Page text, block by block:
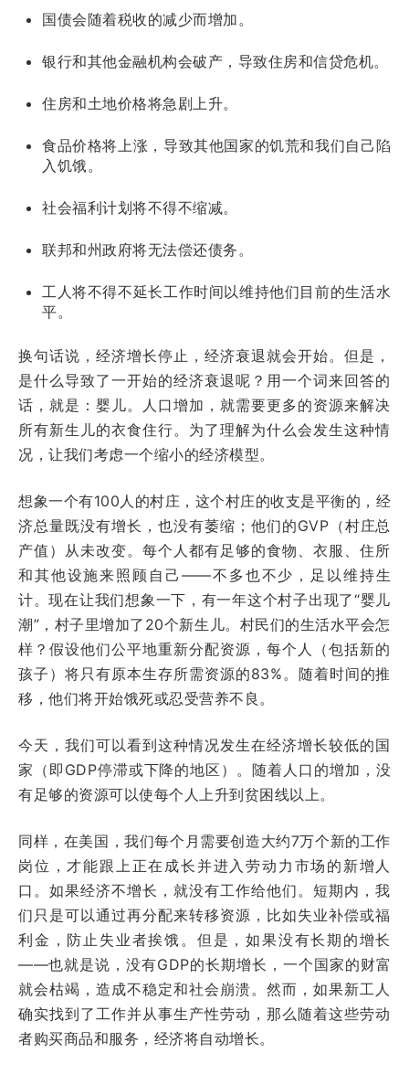
国债会随着税收的减少而增加。
银行和其他金融机构会破产，导致住房和信贷危机。
住房和土地价格将急剧上升。
食品价格将上涨，导致其他国家的饥荒和我们自己陷
入饥饿。
社会福利计划将不得不缩减。
联邦和州政府将无法偿还债务。
工人将不得不延长工作时间以维持他们目前的生活水
平。
换句话说，经济增长停止，经济衰退就会开始。但是，
是什么导致了一开始的经济衰退呢？用一个词来回答的
话，就是：婴儿。人口增加，就需要更多的资源来解决
所有新生儿的衣食住行。为了理解为什么会发生这种情
况，让我们考虑一个缩小的经济模型。
想象一个有100人的村庄，这个村庄的收支是平衡的，经
济总量既没有增长，也没有萎缩；他们的GVP（村庄总
产值）从未改变。每个人都有足够的食物、衣服、住所
和其他设施来照顾自己——不多也不少，足以维持生
计。现在让我们想象一下，有一年这个村子出现了“婴儿
潮”，村子里增加了20个新生儿。村民们的生活水平会怎
样？假设他们公平地重新分配资源，每个人（包括新的
孩子）将只有原本生存所需资源的83%。随着时间的推
移，他们将开始饿死或忍受营养不良。
今天，我们可以看到这种情况发生在经济增长较低的国
家（即GDP停滞或下降的地区）。随着人口的增加，没
有足够的资源可以使每个人上升到贫困线以上。
同样，在美国，我们每个月需要创造大约7万个新的工作
岗位，才能跟上正在成长并进入劳动力市场的新增人
口。如果经济不增长，就没有工作给他们。短期内，我
们只是可以通过再分配来转移资源，比如失业补偿或福
利金，防止失业者挨饿。但是，如果没有长期的增长
——也就是说，没有GDP的长期增长，一个国家的财富
就会枯竭，造成不稳定和社会崩溃。然而，如果新工人
确实找到了工作并从事生产性劳动，那么随着这些劳动
者购买商品和服务，经济将自动增长。